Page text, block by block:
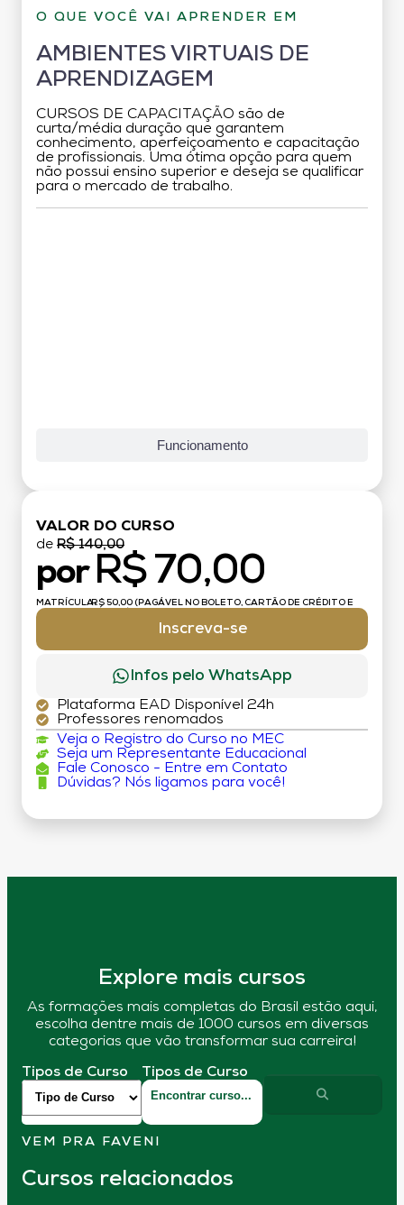
O QUE VOCÊ VAI APRENDER EM
AMBIENTES VIRTUAIS DE
APRENDIZAGEM
CURSOS DE CAPACITAÇÃO são de
curta/média duração que garantem
conhecimento, aperfeiçoamento e capacitação
de profissionais. Uma ótima opção para quem
não possui ensino superior e deseja se qualificar
para o mercado de trabalho.
Funcionamento
VALOR DO CURSO
de R$ 140,00
por R$ 70,00
MATRÍCULA:R$ 50,00 (PAGÁVEL NO BOLETO, CARTÃO DE CRÉDITO E
Inscreva-se
Infos pelo WhatsApp
Plataforma EAD Disponível 24h
Professores renomados
Veja o Registro do Curso no MEC
Seja um Representante Educacional
Fale Conosco - Entre em Contato
Dúvidas? Nós ligamos para você!
Explore mais cursos
As formações mais completas do Brasil estão aqui,
escolha dentre mais de 1000 cursos em diversas
categorias que vão transformar sua carreira!
Tipos de Curso Tipos de Curso
VEM PRA FAVENI
Cursos relacionados